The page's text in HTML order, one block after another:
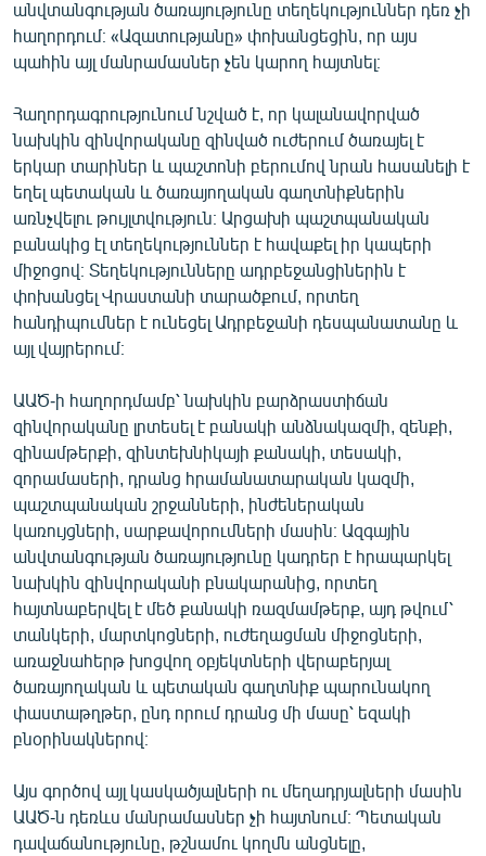
անվտանգության ծառայությունը տեղեկություններ դեռ չի
հաղորդում։ «Ազատությանը» փոխանցեցին, որ այս
պահին այլ մանրամասներ չեն կարող հայտնել։
Հաղորդագրությունում նշված է, որ կալանավորված
նախկին զինվորականը զինված ուժերում ծառայել է
երկար տարիներ և պաշտոնի բերումով նրան հասանելի է
եղել պետական և ծառայողական գաղտնիքներին
առնչվելու թույլտվություն։ Արցախի պաշտպանական
բանակից էլ տեղեկություններ է հավաքել իր կապերի
միջոցով։ Տեղեկությունները ադրբեջանցիներին է
փոխանցել Վրաստանի տարածքում, որտեղ
հանդիպումներ է ունեցել Ադրբեջանի դեսպանատանը և
այլ վայրերում։
ԱԱԾ-ի հաղորդմամբ՝ նախկին բարձրաստիճան
զինվորականը լրտեսել է բանակի անձնակազմի, զենքի,
զինամթերքի, զինտեխնիկայի քանակի, տեսակի,
զորամասերի, դրանց հրամանատարական կազմի,
պաշտպանական շրջանների, ինժեներական
կառույցների, սարքավորումների մասին։ Ազգային
անվտանգության ծառայությունը կադրեր է հրապարկել
նախկին զինվորականի բնակարանից, որտեղ
հայտնաբերվել է մեծ քանակի ռազմամթերք, այդ թվում՝
տանկերի, մարտկոցների, ուժեղացման միջոցների,
առաջնահերթ խոցվող օբյեկտների վերաբերյալ
ծառայողական և պետական գաղտնիք պարունակող
փաստաթղթեր, ընդ որում դրանց մի մասը՝ եզակի
բնօրինակներով։
Այս գործով այլ կասկածյալների ու մեղադրյալների մասին
ԱԱԾ-ն դեռևս մանրամասներ չի հայտնում։ Պետական
դավաճանությունը, թշնամու կողմն անցնելը,